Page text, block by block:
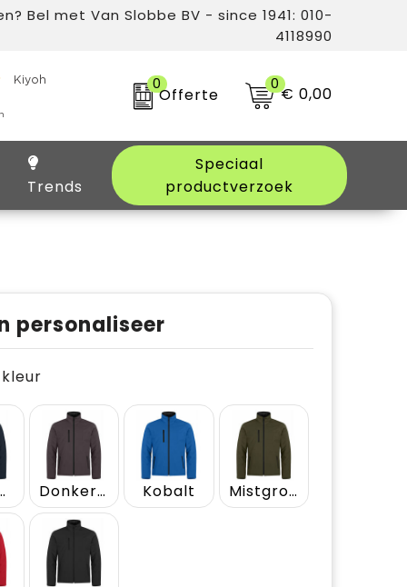
Bel met Van Slobbe BV - since 1941: 010-
4118990
0
Offerte
0€ 0,00
Trends
Speciaal
productverzoek
personaliseer
kleur
Donkergrijs Kobalt Mistgroen